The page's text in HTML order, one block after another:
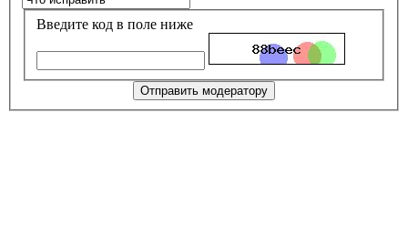
Введите код в поле ниже
Отправить модератору